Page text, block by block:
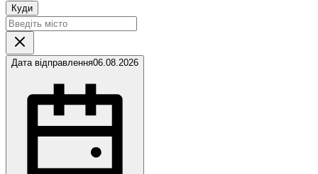
Куди
Дата відправлення06.08.2026